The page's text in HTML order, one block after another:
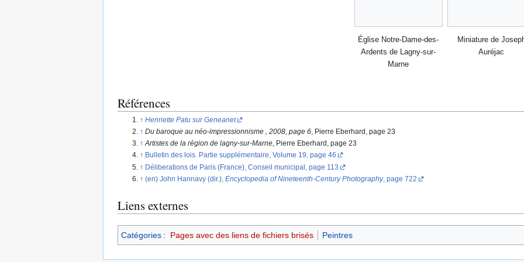
Église Notre-Dame-des-
Ardents de Lagny-sur-
Marne
Miniature de
Auréjac
Références
↑ Henriette Patu sur Geneanet
↑ Du baroque au néo-impressionnisme , 2008, page 6, Pierre Eberhard, page 23
↑ Artistes de la région de lagny-sur-Marne, Pierre Eberhard, page 23
↑ Bulletin des lois. Partie supplémentaire, Volume 19, page 46
↑ Déliberations de Paris (France), Conseil municipal, page 113
↑ (en) John Hannavy (dir.),Encyclopedia of Nineteenth-Century Photography, page 722
Liens externes
Catégories : Pages avec des liens de fichiers brisés Peintres